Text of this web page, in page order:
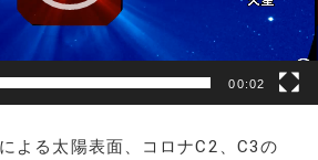
00:02
る太陽表面、コロナC2、C3の